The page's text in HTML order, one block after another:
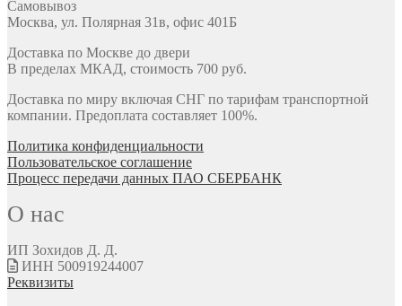
Самовывоз
Москва, ул. Полярная 31в, офис 401Б
Доставка по Москве до двери
В пределах МКАД, стоимость 700 руб.
Доставка по миру включая СНГ по тарифам транспортной
компании. Предоплата составляет 100%.
Политика конфиденциальности
Пользовательское соглашение
Процесс передачи данных ПАО СБЕРБАНК
О нас
ИП Зохидов Д. Д.
ИНН 500919244007
Реквизиты